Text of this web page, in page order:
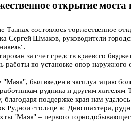
открытие
состоялось торжественное
Сергей Шмаков, руководители
за счет средств краевого
работы по установке опор наружного
был введен в эксплуатацию
рудника и другим жителям
благодаря поддержке края нам
Рудной столице ко Дню шахтера,
"Маяк" – первого